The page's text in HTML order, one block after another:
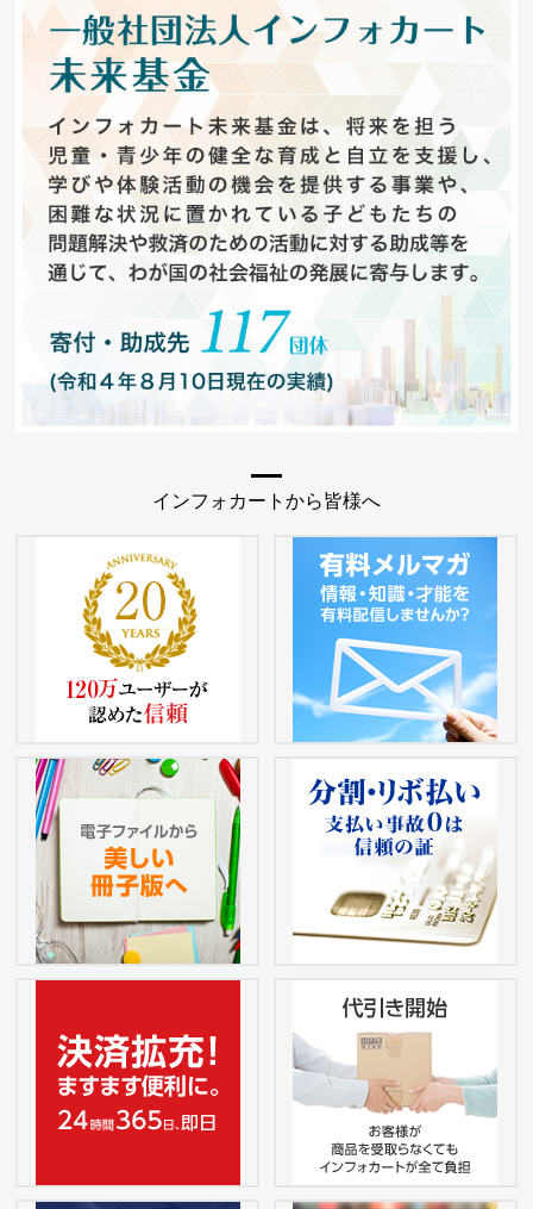
インフォカートから皆様へ